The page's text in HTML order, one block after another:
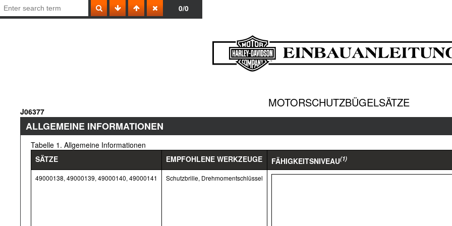
0/0
MOTORSCHUTZBÜGELSÄTZE
J06377
ALLGEMEINE INFORMATIONEN
Tabelle 1. Allgemeine Informationen
SÄTZE
EMPFOHLENE WERKZEUGE FÄHIGKEITSNIVEAU(1)
49000138, 49000139, 49000140, 49000141 Schutzbrille, Drehmomentschlüssel